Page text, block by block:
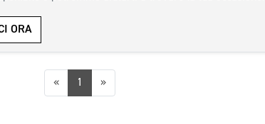
ORA
«Precedente
1 »Successiva